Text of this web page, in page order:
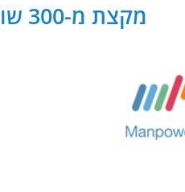
מקצת מ-300 שותפנו העסקיים של PB Digital בישראל ובעולם: